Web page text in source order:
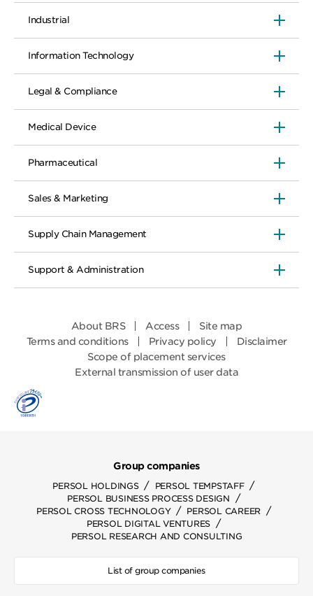
Industrial
Information Technology
Legal & Compliance
Medical Device
Pharmaceutical
Sales & Marketing
Supply Chain Management
Support & Administration
About BRS Access
Site map
Terms and conditions
Privacy policy
Disclaimer
Scope of placement services
External transmission of user data
Group companies
PERSOL HOLDINGS / PERSOL TEMPSTAFF /
PERSOL BUSINESS PROCESS DESIGN /
PERSOL CROSS TECHNOLOGY / PERSOL CAREER /
PERSOL DIGITAL VENTURES /
PERSOL RESEARCH AND CONSULTING
List of group companies